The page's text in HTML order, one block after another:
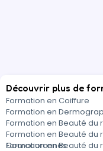
Découvrir plus de
Formation en Coiffure
Formation en
Formation en Beauté du
Formation en Beauté du
Courcouronnes
Formation en Beauté du